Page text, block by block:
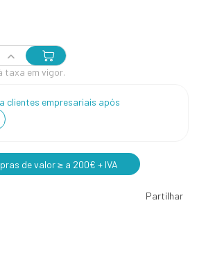
taxa em vigor.
clientes empresariais após
de valor ≥ a 200€ + IVA
Partilhar